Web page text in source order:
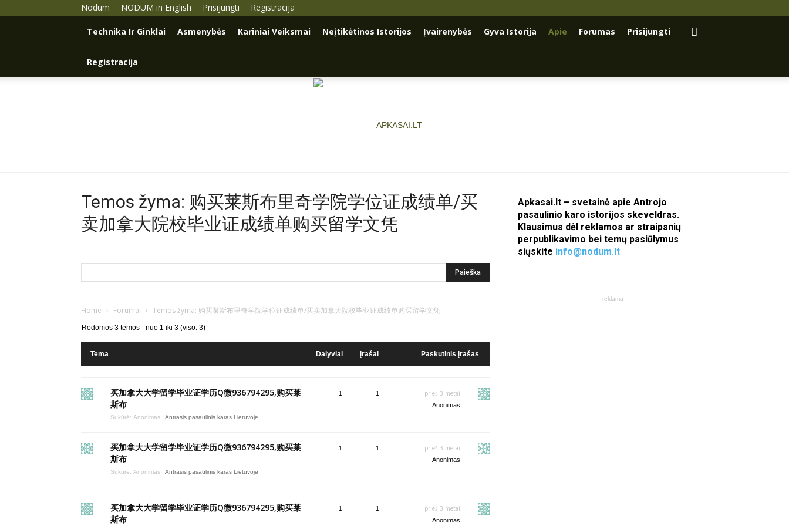
Nodum NODUM in English Prisijungti Registracija
Technika Ir Ginklai Asmenybės Kariniai Veiksmai Neįtikėtinos Istorijos Įvairenybės Gyva Istorija Apie Forumas Prisijungti
Registracija
Apkasai.lt
Temos žyma: 购买莱斯布里奇学院学位证成绩单/买
卖加拿大院校毕业证成绩单购买留学文凭
Home › Forumai › Temos žyma: 购买莱斯布里奇学院学位证成绩单/买卖加拿大院校毕业证成绩单购买留学文凭
Rodomos 3 temos - nuo 1 iki 3 (viso: 3)
Tema Dalyviai Įrašai Paskutinis įrašas
买加拿大大学留学毕业证学历Q微936794295,购买莱
斯布
Sukūrė: Anonimas : Antrasis pasaulinis karas Lietuvoje
1 1 prieš 3 metai
Anonimas
买加拿大大学留学毕业证学历Q微936794295,购买莱
斯布
Sukūrė: Anonimas : Antrasis pasaulinis karas Lietuvoje
1 1 prieš 3 metai
Anonimas
买加拿大大学留学毕业证学历Q微936794295,购买莱
斯布
1 1 prieš 3 metai
Anonimas
Apkasai.lt – svetainė apie Antrojo
pasaulinio karo istorijos skeveldras.
Klausimus dėl reklamos ar straipsnių
perpublikavimo bei temų pasiūlymus
siųskite info@nodum.lt
- reklama -